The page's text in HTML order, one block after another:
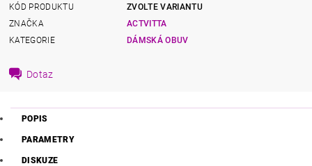
KÓD PRODUKTU
ZVOLTE VARIANTU
ZNAČKA
ACTVITTA
KATEGORIE
DÁMSKÁ OBUV
Dotaz
POPIS
PARAMETRY
DISKUZE